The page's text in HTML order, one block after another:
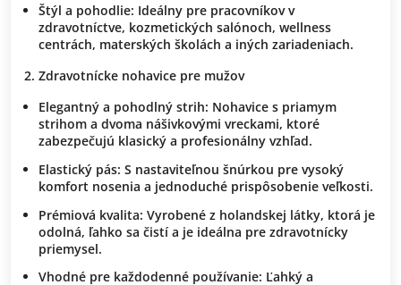
Štýl a pohodlie: Ideálny pre pracovníkov v
zdravotníctve, kozmetických salónoch, wellness
centrách, materských školách a iných zariadeniach.
Zdravotnícke nohavice pre mužov
Elegantný a pohodlný strih: Nohavice s priamym
strihom a dvoma nášivkovými vreckami, ktoré
zabezpečujú klasický a profesionálny vzhľad.
Elastický pás: S nastaviteľnou šnúrkou pre vysoký
komfort nosenia a jednoduché prispôsobenie veľkosti.
Prémiová kvalita: Vyrobené z holandskej látky, ktorá je
odolná, ľahko sa čistí a je ideálna pre zdravotnícky
priemysel.
Vhodné pre každodenné používanie: Ľahký a